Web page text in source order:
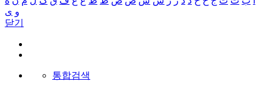
و ی
닫기
통합검색